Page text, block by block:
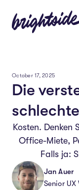
October 17, 2025
Die
Kosten. Denken
Office-Miete,
Falls ja:
Jan Auer
Senior UX